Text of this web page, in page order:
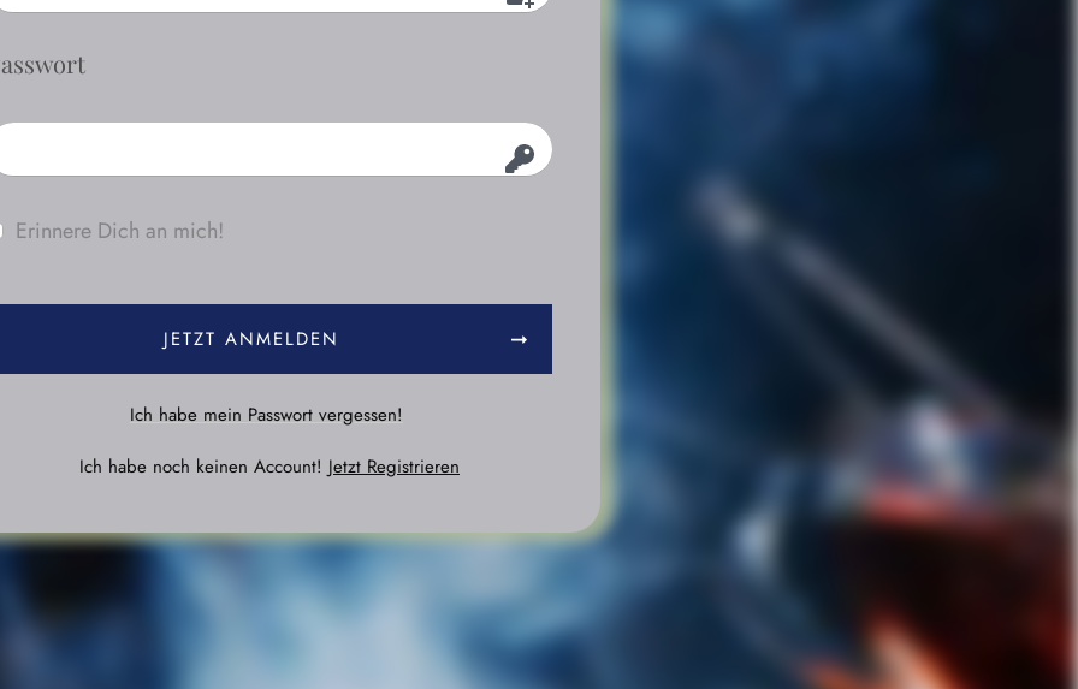
Erinnere Dich an mich!
JETZT ANMELDEN
Ich habe mein Passwort vergessen!
Ich habe noch keinen Account! Jetzt Registrieren